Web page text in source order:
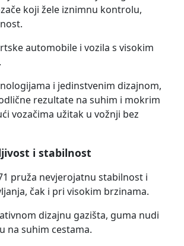
koji žele iznimnu kontrolu,
automobile i vozila s visokim
i jedinstvenim dizajnom,
rezultate na suhim i mokrim
vozačima užitak u vožnji bez
i stabilnost
pruža nevjerojatnu stabilnost i
čak i pri visokim brzinama.
dizajnu gazišta, guma nudi
na suhim cestama.